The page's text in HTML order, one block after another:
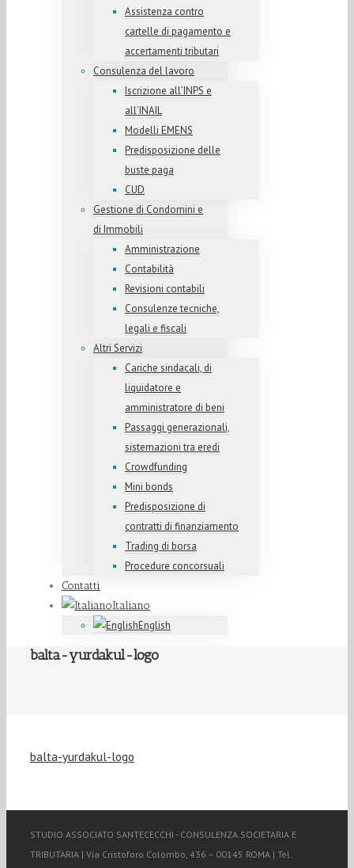
Assistenza contro
cartelle di pagamento e
accertamenti tributari
Consulenza del lavoro
Iscrizione all’INPS e
all’INAIL
Modelli EMENS
Predisposizione delle
buste paga
CUD
Gestione di Condomini e
di Immobili
Amministrazione
Contabilità
Revisioni contabili
Consulenze tecniche,
legali e fiscali
Altri Servizi
Cariche sindacali, di
liquidatore e
amministratore di beni
Passaggi generazionali,
sistemazioni tra eredi
Crowdfunding
Mini bonds
Predisposizione di
contratti di finanziamento
Trading di borsa
Procedure concorsuali
Contatti
Italiano
English
balta-yurdakul-logo
balta-yurdakul-logo
STUDIO ASSOCIATO SANTECECCHI - CONSULENZA SOCIETARIA E
TRIBUTARIA | Via Cristoforo Colombo, 436 – 00145 ROMA | Tel.